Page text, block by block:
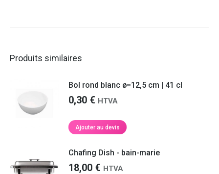
Produits similaires
Bol rond blanc ø=12,5 cm | 41 cl
0,30 € HTVA
Ajouter au devis
Chafing Dish - bain-marie
18,00 € HTVA